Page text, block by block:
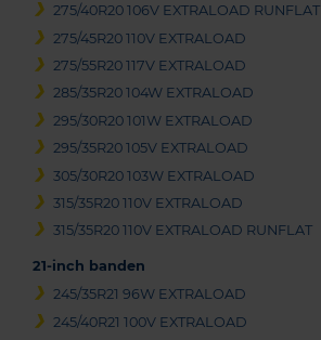
275/40R20 106V EXTRALOAD RUNFLAT
275/45R20 110V EXTRALOAD
275/55R20 117V EXTRALOAD
285/35R20 104W EXTRALOAD
295/30R20 101W EXTRALOAD
295/35R20 105V EXTRALOAD
305/30R20 103W EXTRALOAD
315/35R20 110V EXTRALOAD
315/35R20 110V EXTRALOAD RUNFLAT
21-inch banden
245/35R21 96W EXTRALOAD
245/40R21 100V EXTRALOAD